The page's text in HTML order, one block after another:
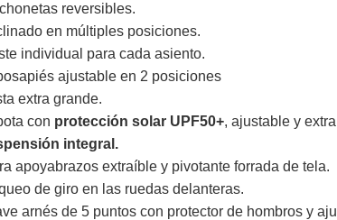
reversibles.
en múltiples posiciones.
individual para cada asiento.
ajustable en 2 posiciones
extra grande.
con protección solar UPF50+, ajustable y
integral.
apoyabrazos extraíble y pivotante forrada de tela.
de giro en las ruedas delanteras.
arnés de 5 puntos con protector de hombros y